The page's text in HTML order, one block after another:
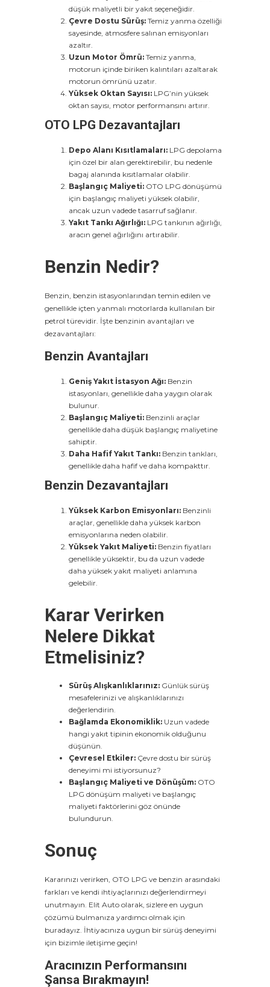
düşük maliyetli bir yakıt seçeneğidir.
Çevre Dostu Sürüş: Temiz yanma özelliği
sayesinde, atmosfere salınan emisyonları
azaltır.
Uzun Motor Ömrü: Temiz yanma,
motorun içinde biriken kalıntıları azaltarak
motorun ömrünü uzatır.
Yüksek Oktan Sayısı: LPG’nin yüksek
oktan sayısı, motor performansını artırır.
OTO LPG Dezavantajları
Depo Alanı Kısıtlamaları: LPG depolama
için özel bir alan gerektirebilir, bu nedenle
bagaj alanında kısıtlamalar olabilir.
Başlangıç Maliyeti: OTO LPG dönüşümü
için başlangıç maliyeti yüksek olabilir,
ancak uzun vadede tasarruf sağlanır.
Yakıt Tankı Ağırlığı: LPG tankının ağırlığı,
aracın genel ağırlığını artırabilir.
Benzin Nedir?
Benzin, benzin istasyonlarından temin edilen ve
genellikle içten yanmalı motorlarda kullanılan bir
petrol türevidir. İşte benzinin avantajları ve
dezavantajları:
Benzin Avantajları
Geniş Yakıt İstasyon Ağı: Benzin
istasyonları, genellikle daha yaygın olarak
bulunur.
Başlangıç Maliyeti: Benzinli araçlar
genellikle daha düşük başlangıç maliyetine
sahiptir.
Daha Hafif Yakıt Tankı: Benzin tankları,
genellikle daha hafif ve daha kompakttır.
Benzin Dezavantajları
Yüksek Karbon Emisyonları: Benzinli
araçlar, genellikle daha yüksek karbon
emisyonlarına neden olabilir.
Yüksek Yakıt Maliyeti: Benzin fiyatları
genellikle yüksektir, bu da uzun vadede
daha yüksek yakıt maliyeti anlamına
gelebilir.
Karar Verirken
Nelere Dikkat
Etmelisiniz?
Sürüş Alışkanlıklarınız: Günlük sürüş
mesafelerinizi ve alışkanlıklarınızı
değerlendirin.
Bağlamda Ekonomiklik: Uzun vadede
hangi yakıt tipinin ekonomik olduğunu
düşünün.
Çevresel Etkiler: Çevre dostu bir sürüş
deneyimi mi istiyorsunuz?
Başlangıç Maliyeti ve Dönüşüm: OTO
LPG dönüşüm maliyeti ve başlangıç
maliyeti faktörlerini göz önünde
bulundurun.
Sonuç
Kararınızı verirken, OTO LPG ve benzin arasındaki
farkları ve kendi ihtiyaçlarınızı değerlendirmeyi
unutmayın. Elit Auto olarak, sizlere en uygun
çözümü bulmanıza yardımcı olmak için
buradayız. İhtiyacınıza uygun bir sürüş deneyimi
için bizimle iletişime geçin!
Aracınızın Performansını
Şansa Bırakmayın!